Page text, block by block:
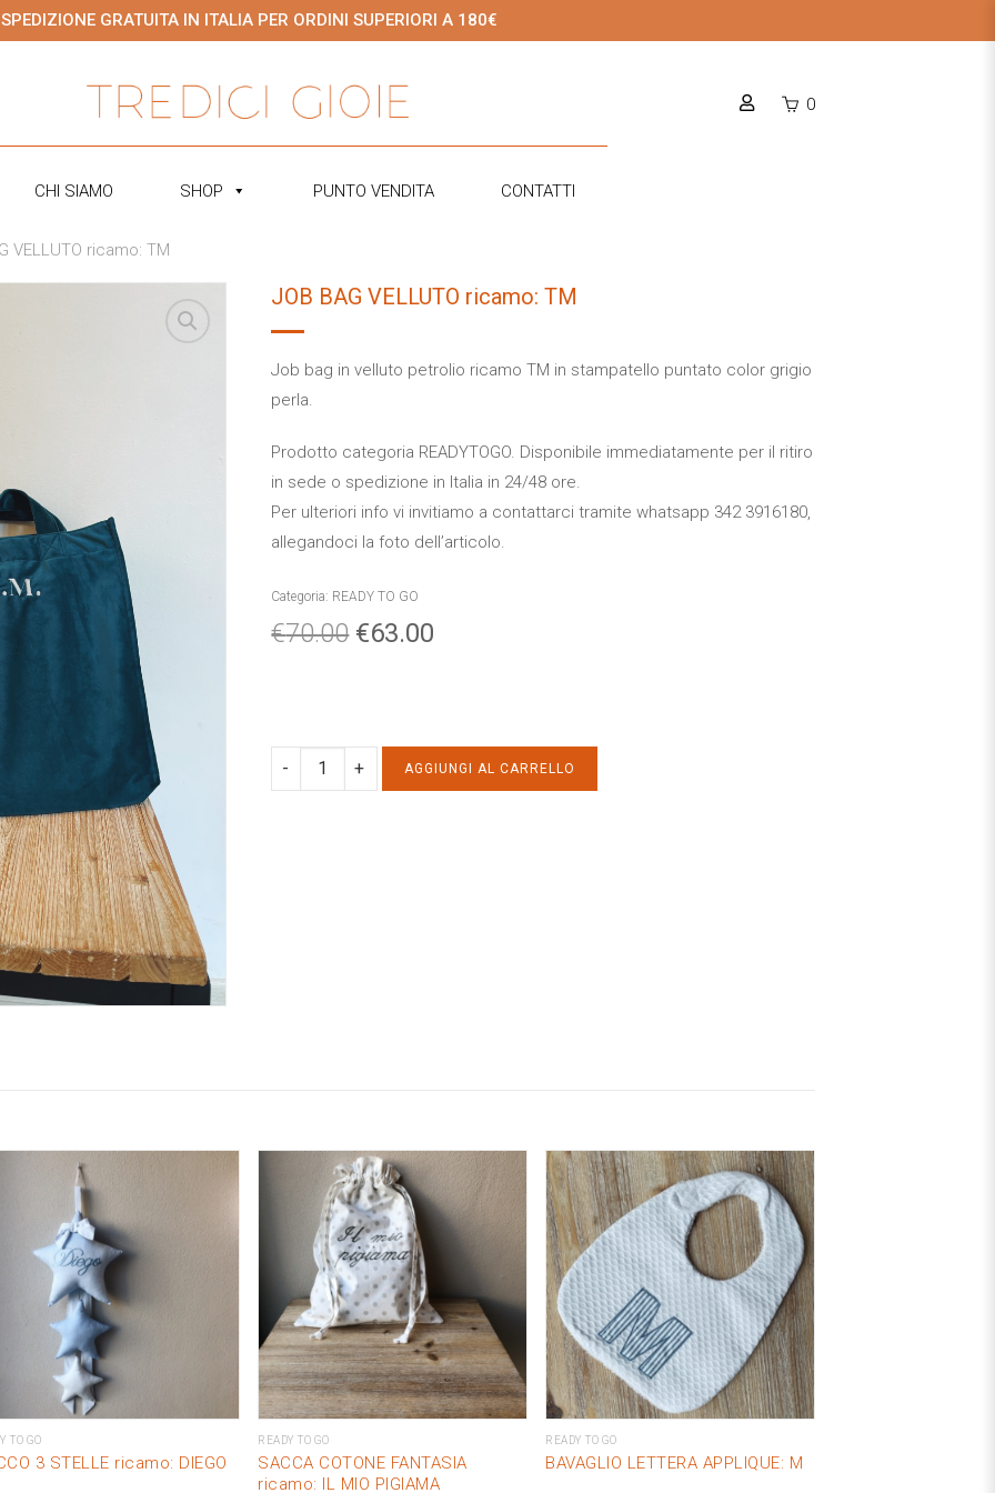
SPEDIZIONE GRATUITA IN ITALIA PER ORDINI SUPERIORI A 180€
0
CHI SIAMO SHOP PUNTO VENDITA CONTATTI
VELLUTO ricamo: TM
JOB BAG VELLUTO ricamo: TM
Job bag in velluto petrolio ricamo TM in stampatello puntato color grigio
perla.
Prodotto categoria READYTOGO. Disponibile immediatamente per il ritiro
in sede o spedizione in Italia in 24/48 ore.
Per ulteriori info vi invitiamo a contattarci tramite whatsapp 342 3916180,
allegandoci la foto dell’articolo.
Categoria: READY TO GO
€70.00 €63.00
BAG
AGGIUNGI AL CARRELLO
TO GO
3 STELLE ricamo: DIEGO
READY TO GO
SACCA COTONE FANTASIA
ricamo: IL MIO PIGIAMA
READY TO GO
BAVAGLIO LETTERA APPLIQUE: M